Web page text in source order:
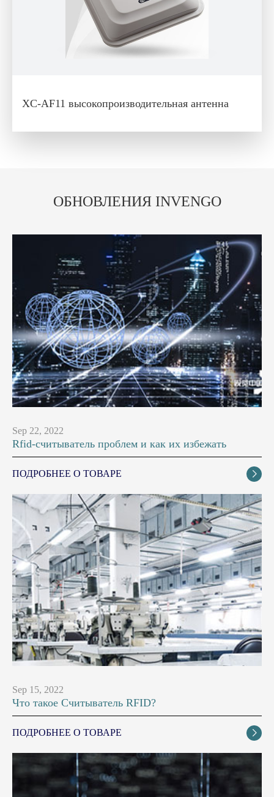
XC-AF11 высокопроизводительная антенна
ОБНОВЛЕНИЯ INVENGO
Sep 22, 2022
Rfid-считыватель проблем и как их избежать
ПОДРОБНЕЕ О ТОВАРЕ 
Sep 15, 2022
Что такое Считыватель RFID?
ПОДРОБНЕЕ О ТОВАРЕ 